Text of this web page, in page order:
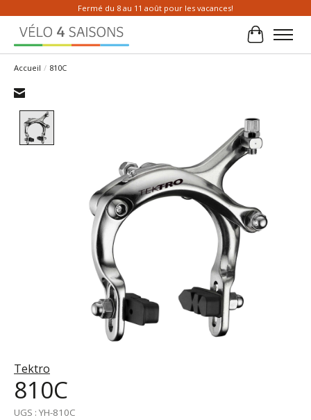
Fermé du 8 au 11 août pour les vacances!
Panier
Accueil / 810C
Tektro
810C
UGS : YH-810C